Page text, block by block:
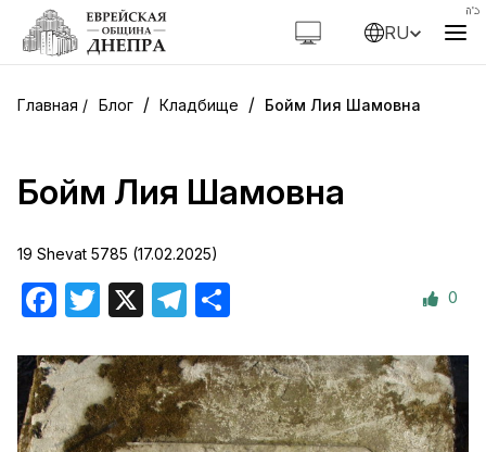
RU
Блог / Кладбище / Бойм Лия Шамовна
Бойм Лия Шамовна
19 Shevat 5785 (17.02.2025)
Facebook
Twitter Telegram 0